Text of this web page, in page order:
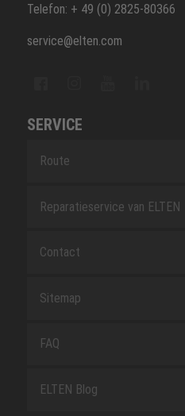
Telefon: + 49 (0) 2825-80366
service@elten.com
SERVICE
Route
Reparatieservice van ELTEN
Contact
Sitemap
FAQ
ELTEN Blog